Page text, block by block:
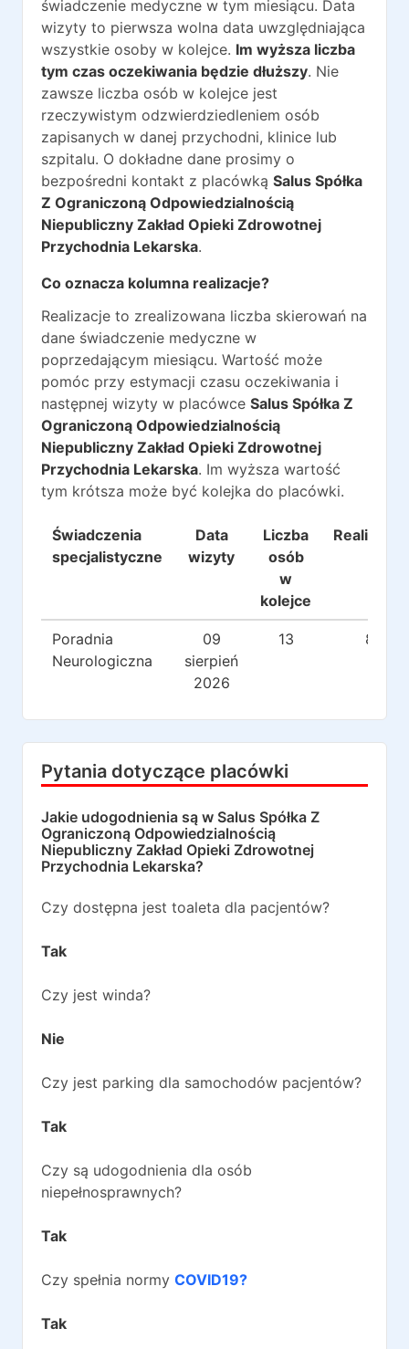
świadczenie medyczne w tym miesiącu. Data
wizyty to pierwsza wolna data uwzględniająca
wszystkie osoby w kolejce. Im wyższa liczba
tym czas oczekiwania będzie dłuższy. Nie
zawsze liczba osób w kolejce jest
rzeczywistym odzwierdziedleniem osób
zapisanych w danej przychodni, klinice lub
szpitalu. O dokładne dane prosimy o
bezpośredni kontakt z placówką Salus Spółka
Z Ograniczoną Odpowiedzialnością
Niepubliczny Zakład Opieki Zdrowotnej
Przychodnia Lekarska.
Co oznacza kolumna realizacje?
Realizacje to zrealizowana liczba skierowań na
dane świadczenie medyczne w
poprzedającym miesiącu. Wartość może
pomóc przy estymacji czasu oczekiwania i
następnej wizyty w placówce Salus Spółka Z
Ograniczoną Odpowiedzialnością
Niepubliczny Zakład Opieki Zdrowotnej
Przychodnia Lekarska. Im wyższa wartość
tym krótsza może być kolejka do placówki.
Świadczenia
specjalistyczne
Data
wizyty
Liczba
osób
w
kolejce
Realizacje
Poradnia
Neurologiczna
09
sierpień
2026
13 8
Pytania dotyczące placówki
Jakie udogodnienia są w Salus Spółka Z
Ograniczoną Odpowiedzialnością
Niepubliczny Zakład Opieki Zdrowotnej
Przychodnia Lekarska?
Czy dostępna jest toaleta dla pacjentów?
Tak
Czy jest winda?
Nie
Czy jest parking dla samochodów pacjentów?
Tak
Czy są udogodnienia dla osób
niepełnosprawnych?
Tak
Czy spełnia normy COVID19?
Tak